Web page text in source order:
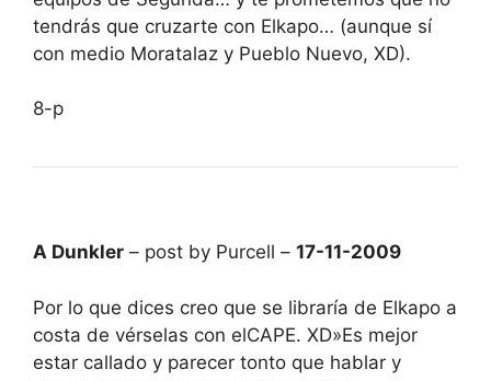
tendrás que cruzarte con Elkapo… (aunque sí
con medio Moratalaz y Pueblo Nuevo, XD).
8-p
A Dunkler – post by Purcell – 17-11-2009
Por lo que dices creo que se libraría de Elkapo a
costa de vérselas con elCAPE. XD»Es mejor
estar callado y parecer tonto que hablar y